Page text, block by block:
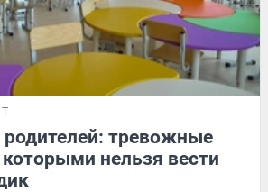
тревожные
нельзя вести